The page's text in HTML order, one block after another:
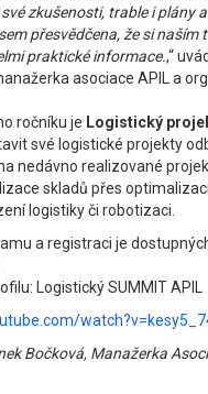
zkušenosti, trable i plány
přesvědčena, že si naším
praktické informace.,“
asociace APIL a
ročníku je Logistický
své logistické projekty
nedávno realizované
skladů přes
logistiky či robotizaci.
a registraci je
Logistický SUMMIT APIL
Bočková, Manažerka